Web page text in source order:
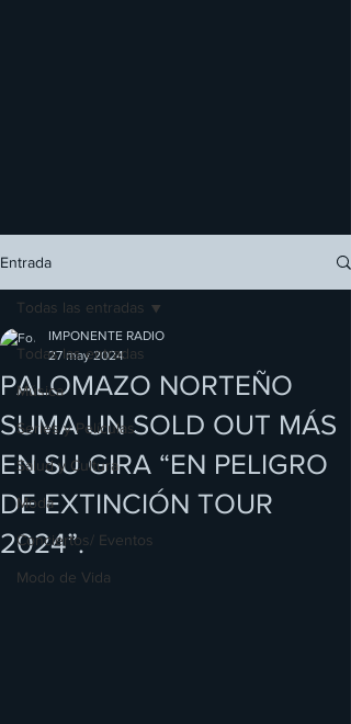
Entrada
Todas las entradas
Música
Series y Películas
Salud y Cultura
Moda
Conciertos/ Eventos
Modo de Vida
Todas las entradas
PALOMAZO NORTEÑO
SUMA UN SOLD OUT MÁS
EN SU GIRA “EN PELIGRO
DE EXTINCIÓN TOUR
2024”.
IMPONENTE RADIO
27 may 2024